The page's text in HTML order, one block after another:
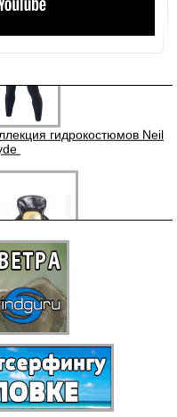
гидрокостюмов Neil
(водонепроницаемые